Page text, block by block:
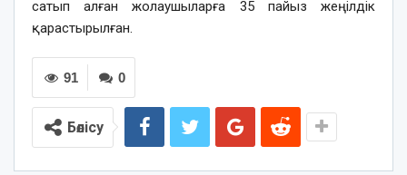
сатып алған жолаушыларға 35 пайыз жеңілдік
қарастырылған.
0
91
Бөлісу